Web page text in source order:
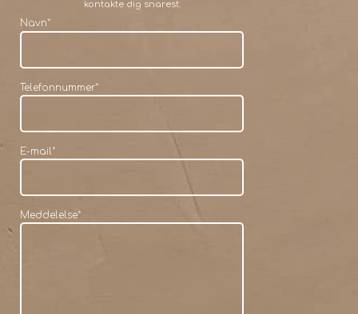
kontakte dig snarest.
Navn*
Telefonnummer*
E-mail *
Meddelelse*